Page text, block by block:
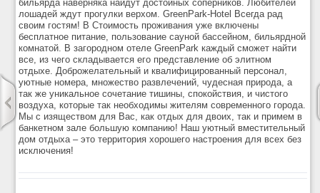
бильярда наверняка найдут достойных соперников. Любителей
лошадей ждут прогулки верхом. GreenPark-Hotel Всегда рад
своим гостям! В Стоимость проживания уже включены
бесплатное питание, пользование сауной бассейном, бильярдной
комнатой. В загородном отеле GreenPark каждый сможет найти
все, из чего складывается его представление об элитном
отдыхе. Доброжелательный и квалифицированный персонал,
уютные номера, множество развлечений, чудесная природа, а
так же уникальное сочетание тишины, спокойствия, и чистого
воздуха, которые так необходимы жителям современного города.
Мы с изяществом для Вас, как отдых для двоих, так и примем в
банкетном зале большую компанию! Наш уютный вместительный
дом отдыха – это территория хорошего настроения для всех без
исключения!